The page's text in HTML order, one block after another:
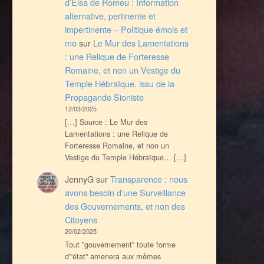
alternative, pertinente et
impertinente – Politique émois et
mosur Le Mur des Lamentations
: une Relique de Forteresse
Romaine, et non un Vestige du
Temple Hébraïque, issu de la
Propagande Sioniste
12/03/2025
[…] Source : Le Mur des
Lamentations : une Relique de
Forteresse Romaine, et non un
Vestige du Temple Hébraïque… […]
JennyGsurTransparence : nous
avons besoin d’une Surveillance
des Gouvernements, et non des
Citoyens
20/02/2025
Tout ''gouvernement'' toute forme
d'''état'' amenera aux mêmes